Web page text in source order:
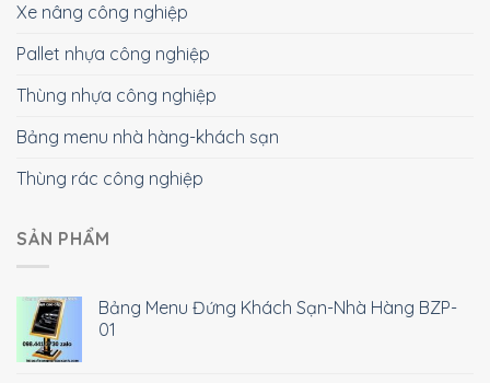
Xe nâng công nghiệp
Pallet nhựa công nghiệp
Thùng nhựa công nghiệp
Bảng menu nhà hàng-khách sạn
Thùng rác công nghiệp
SẢN PHẨM
Bảng Menu Đứng Khách Sạn-Nhà Hàng BZP-
01